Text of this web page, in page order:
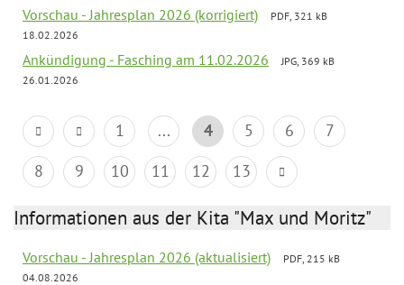
Vorschau - Jahresplan 2026 (korrigiert)
PDF, 321 kB
18.02.2026
Ankündigung - Fasching am 11.02.2026
JPG, 369 kB
26.01.2026
1 ... 4 5 6
7
8
9 10 11 12 13
Informationen aus der Kita "Max und Moritz"
Vorschau - Jahresplan 2026 (aktualisiert)
PDF, 215 kB
04.08.2026